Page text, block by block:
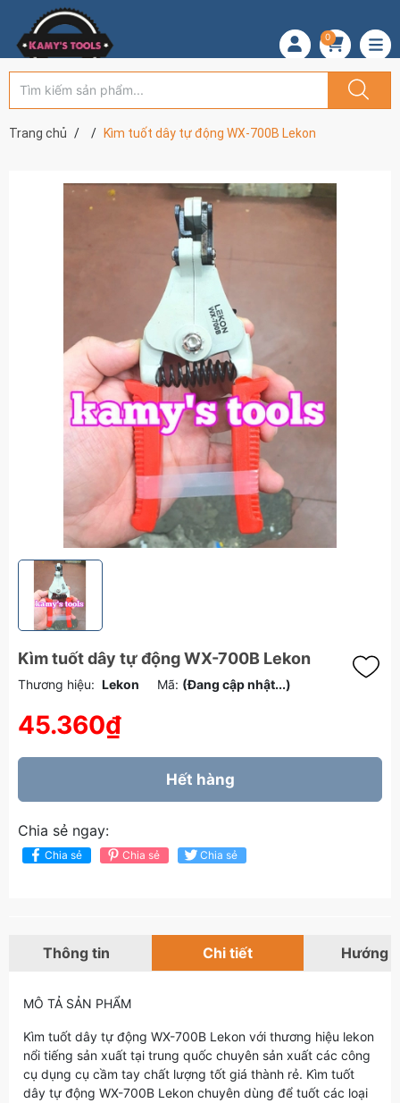
0
Trang chủ Kìm tuốt dây tự động WX-700B Lekon
Kìm tuốt dây tự động WX-700B Lekon
Thương hiệu: Lekon Mã: (Đang cập nhật...)
45.360₫
Hết hàng
Chia sẻ ngay:
Chia sẻ Chia sẻ Chia sẻ
Thông tin Chi tiết Hướng
MÔ TẢ SẢN PHẨM
Kìm tuốt dây tự động WX-700B Lekon với thương hiệu lekon
nổi tiếng sản xuất tại trung quốc chuyên sản xuất các công
cụ dụng cụ cầm tay chất lượng tốt giá thành rẻ. Kìm tuốt
dây tự động WX-700B Lekon chuyên dùng để tuốt các loại